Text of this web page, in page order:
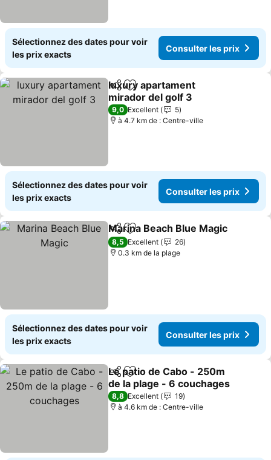
Sélectionnez des dates pour voir
les prix exacts
Consulter les prix
PartagerAjouter à mes favoris
luxury apartament
mirador del golf 3
9,0 Excellent
5
à 4.7 km de : Centre-ville
Sélectionnez des dates pour voir
les prix exacts
Consulter les prix
PartagerAjouter à mes favoris
Marina Beach Blue Magic
8,5 Excellent
26
0.3 km de la plage
Sélectionnez des dates pour voir
les prix exacts
Consulter les prix
PartagerAjouter à mes favoris
Le patio de Cabo - 250m
de la plage - 6 couchages
8,8 Excellent
19
à 4.6 km de : Centre-ville